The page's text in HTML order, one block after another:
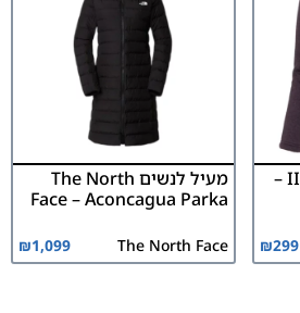
מעיל פליז רגטה II Razia –
₪299
מעיל לנשים The North
Face – Aconcagua Parka
The North Face
₪1,099